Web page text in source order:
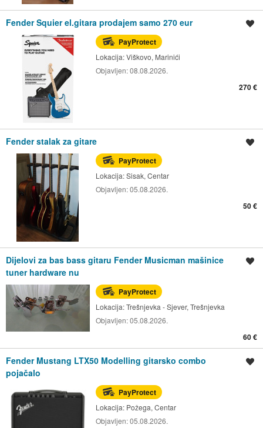
Fender Squier el.gitara prodajem samo 270 eur
PayProtect
Lokacija:Viškovo, Marinići
Objavljen:08.08.2026.
270 €
Fender stalak za gitare
PayProtect
Lokacija:Sisak, Centar
Objavljen:05.08.2026.
50 €
Dijelovi za bas bass gitaru Fender Musicman mašinice
tuner hardware nu
PayProtect
Lokacija:Trešnjevka - Sjever, Trešnjevka
Objavljen:05.08.2026.
60 €
Fender Mustang LTX50 Modelling gitarsko combo
pojačalo
PayProtect
Lokacija: Požega, Centar
Objavljen:05.08.2026.